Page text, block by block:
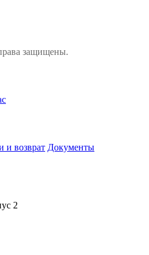
защищены.
и возврат Документы
2